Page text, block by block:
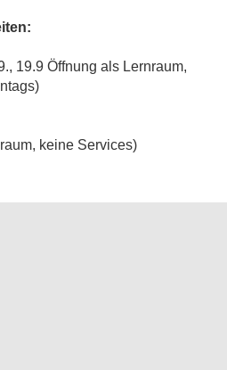
19.9 Öffnung als Lernraum,
keine Services)